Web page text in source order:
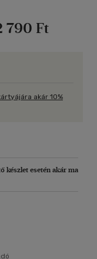
ételeket.
a Grands
jó. Utazzanak
sugárútjait és
A Szerző
790 Ft
akár 10%
készlet esetén akár ma